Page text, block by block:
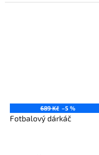
689 Kč –5 %
Fotbalový dárkáč